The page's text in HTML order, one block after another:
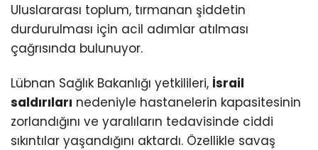
Uluslararası toplum, tırmanan şiddetin
durdurulması için acil adımlar atılması
çağrısında bulunuyor.
Lübnan Sağlık Bakanlığı yetkilileri, İsrail
saldırıları nedeniyle hastanelerin kapasitesinin
zorlandığını ve yaralıların tedavisinde ciddi
sıkıntılar yaşandığını aktardı. Özellikle savaş